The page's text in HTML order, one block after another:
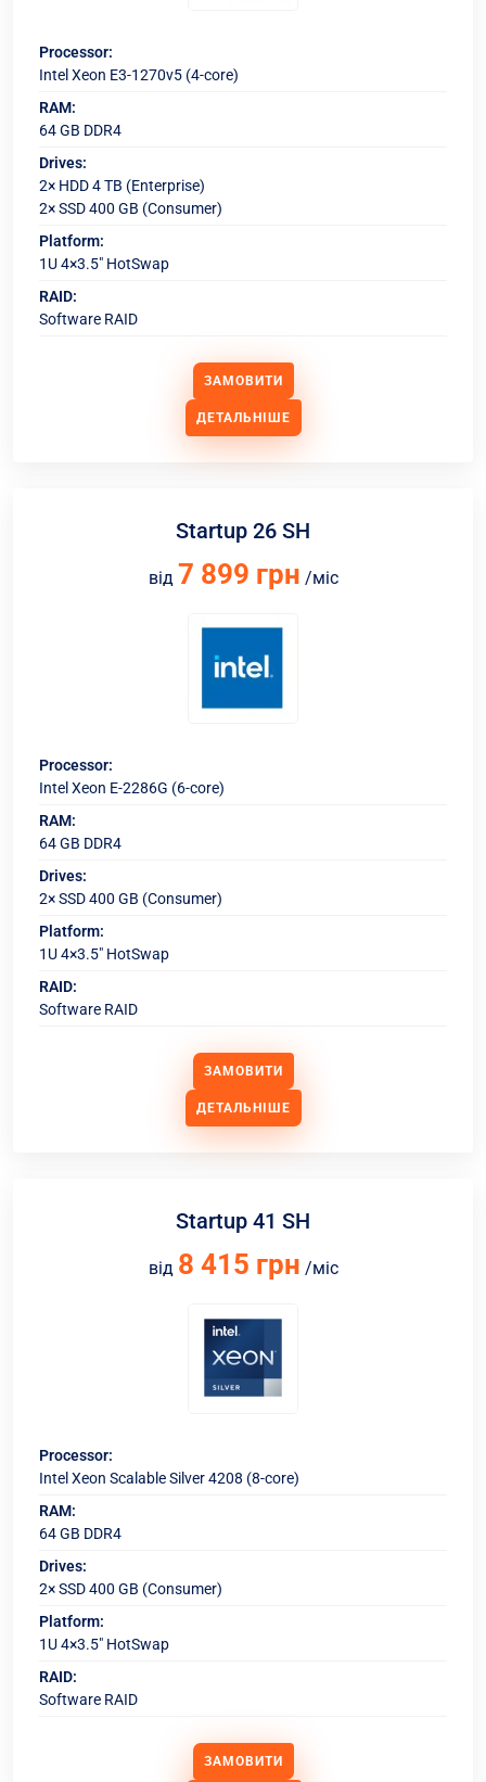
Processor:
Intel Xeon E3-1270v5 (4-core)
RAM:
64 GB DDR4
Drives:
2× HDD 4 TB (Enterprise)
2× SSD 400 GB (Consumer)
Platform:
1U 4×3.5" HotSwap
RAID:
Software RAID
ЗАМОВИТИ
ДЕТАЛЬНІШЕ
Startup 26 SH
від 7 899 грн /міс
Processor:
Intel Xeon E-2286G (6-core)
RAM:
64 GB DDR4
Drives:
2× SSD 400 GB (Consumer)
Platform:
1U 4×3.5" HotSwap
RAID:
Software RAID
ЗАМОВИТИ
ДЕТАЛЬНІШЕ
Startup 41 SH
від 8 415 грн /міс
Processor:
Intel Xeon Scalable Silver 4208 (8-core)
RAM:
64 GB DDR4
Drives:
2× SSD 400 GB (Consumer)
Platform:
1U 4×3.5" HotSwap
RAID:
Software RAID
ЗАМОВИТИ